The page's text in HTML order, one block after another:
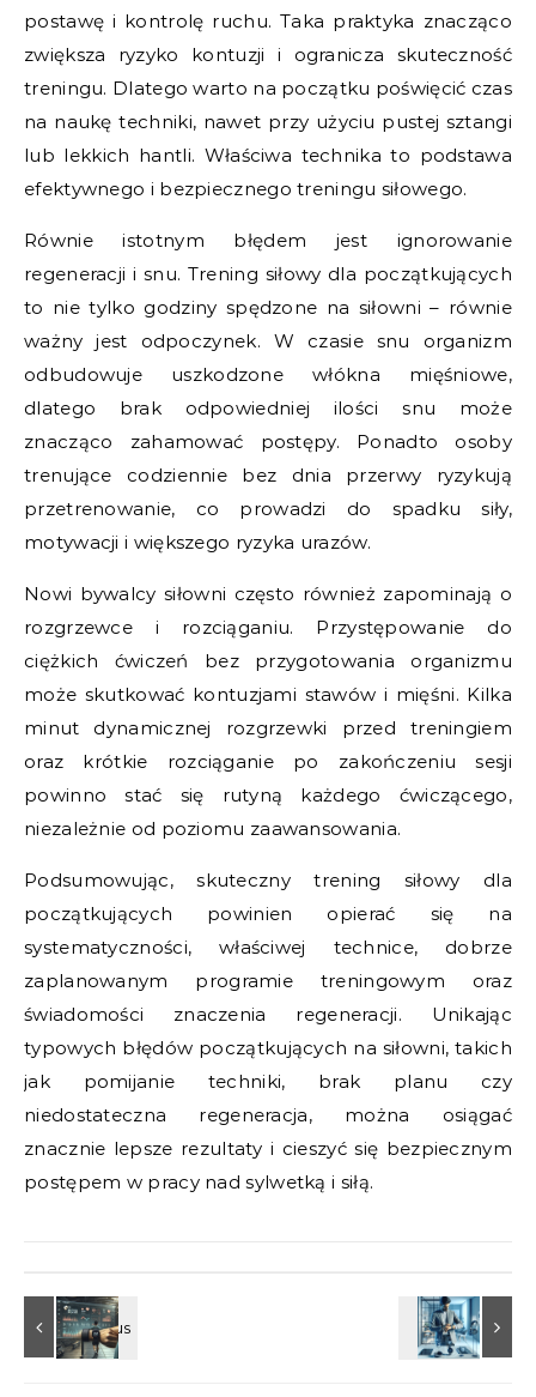
postawę i kontrolę ruchu. Taka praktyka znacząco
zwiększa ryzyko kontuzji i ogranicza skuteczność
treningu. Dlatego warto na początku poświęcić czas
na naukę techniki, nawet przy użyciu pustej sztangi
lub lekkich hantli. Właściwa technika to podstawa
efektywnego i bezpiecznego treningu siłowego.
Równie istotnym błędem jest ignorowanie
regeneracji i snu. Trening siłowy dla początkujących
to nie tylko godziny spędzone na siłowni – równie
ważny jest odpoczynek. W czasie snu organizm
odbudowuje uszkodzone włókna mięśniowe,
dlatego brak odpowiedniej ilości snu może
znacząco zahamować postępy. Ponadto osoby
trenujące codziennie bez dnia przerwy ryzykują
przetrenowanie, co prowadzi do spadku siły,
motywacji i większego ryzyka urazów.
Nowi bywalcy siłowni często również zapominają o
rozgrzewce i rozciąganiu. Przystępowanie do
ciężkich ćwiczeń bez przygotowania organizmu
może skutkować kontuzjami stawów i mięśni. Kilka
minut dynamicznej rozgrzewki przed treningiem
oraz krótkie rozciąganie po zakończeniu sesji
powinno stać się rutyną każdego ćwiczącego,
niezależnie od poziomu zaawansowania.
Podsumowując, skuteczny trening siłowy dla
początkujących powinien opierać się na
systematyczności, właściwej technice, dobrze
zaplanowanym programie treningowym oraz
świadomości znaczenia regeneracji. Unikając
typowych błędów początkujących na siłowni, takich
jak pomijanie techniki, brak planu czy
niedostateczna regeneracja, można osiągać
znacznie lepsze rezultaty i cieszyć się bezpiecznym
postępem w pracy nad sylwetką i siłą.